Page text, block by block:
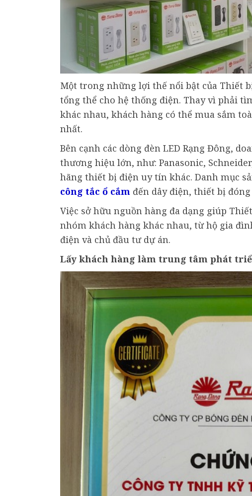
Một trong những lợi thế nổi bật của Thiết
tổng thể cho hệ thống điện. Thay vì phải
khác nhau, khách hàng có thể mua sắm
nhất.
Bên cạnh các dòng đèn LED Rạng Đông,
thương hiệu lớn, như: Panasonic,
hãng thiết bị điện uy tín khác. Danh mục
công tắc ổ cắm đến dây điện, thiết bị
Việc sở hữu nguồn hàng đa dạng giúp
nhóm khách hàng khác nhau, từ hộ gia
điện và chủ đầu tư dự án.
Lấy khách hàng làm trung tâm phát